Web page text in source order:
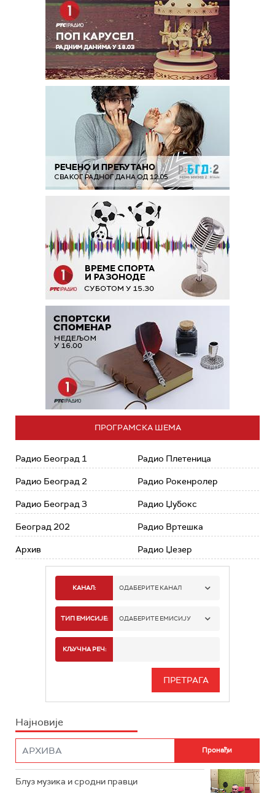
ПРОГРАМСКА ШЕМА
Радио Београд 1
Радио Београд 2
Радио Београд 3
Београд 202
Архив
Радио Плетеница
Радио Рокенролер
Радио Џубокс
Радио Вртешка
Радио Џезер
КАНАЛ: ОДАБЕРИТЕ КАНАЛ
РАДИО БЕОГРАД 1
РАДИО БЕОГРАД 3
РАДИО РОКЕНРОЛЕР
ТИП ЕМИСИЈЕ: ОДАБЕРИТЕ ЕМИСИЈУ
КЉУЧНА РЕЧ:
Најновије
Блуз музика и сродни правци